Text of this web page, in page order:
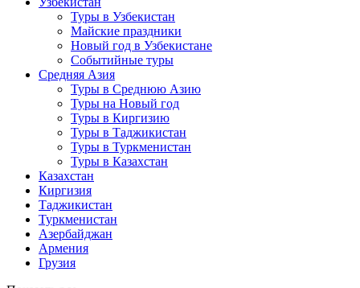
Туры в Узбекистан
Майские праздники
Новый год в Узбекистане
Событийные туры
Средняя Азия
Туры в Среднюю Азию
Туры на Новый год
Туры в Киргизию
Туры в Таджикистан
Туры в Туркменистан
Туры в Казахстан
Казахстан
Киргизия
Таджикистан
Туркменистан
Азербайджан
Армения
Грузия